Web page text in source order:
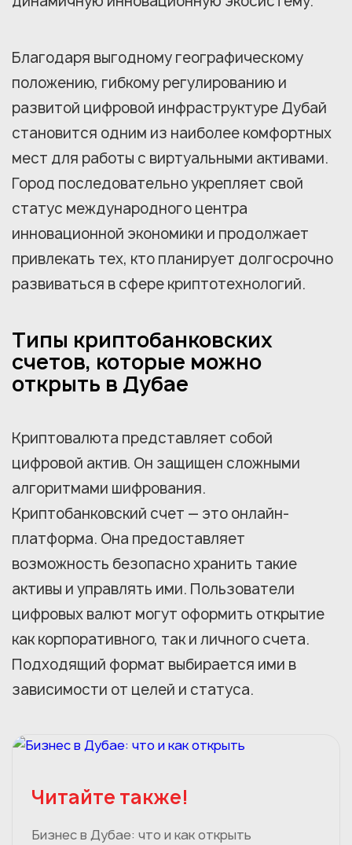
Благодаря выгодному географическому
положению, гибкому регулированию и
развитой цифровой инфраструктуре Дубай
становится одним из наиболее комфортных
мест для работы с виртуальными активами.
Город последовательно укрепляет свой
статус международного центра
инновационной экономики и продолжает
привлекать тех, кто планирует долгосрочно
развиваться в сфере криптотехнологий.
Типы криптобанковских
счетов, которые можно
открыть в Дубае
Криптовалюта представляет собой
цифровой актив. Он защищен сложными
алгоритмами шифрования.
Криптобанковский счет — это онлайн-
платформа. Она предоставляет
возможность безопасно хранить такие
активы и управлять ими. Пользователи
цифровых валют могут оформить открытие
как корпоративного, так и личного счета.
Подходящий формат выбирается ими в
зависимости от целей и статуса.
Читайте также!
Бизнес в Дубае: что и как открыть